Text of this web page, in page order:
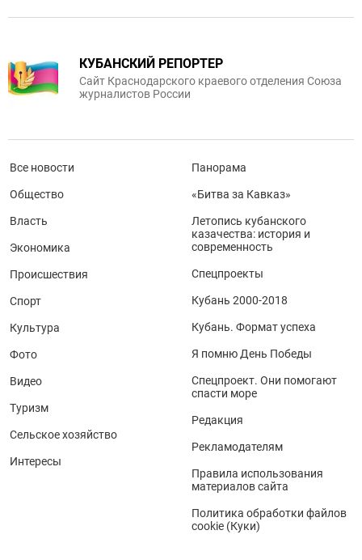
КУБАНСКИЙ РЕПОРТЕР
Сайт Краснодарского краевого отделения Союза
журналистов России
Все новости
Общество
Власть
Экономика
Происшествия
Спорт
Культура
Фото
Видео
Туризм
Сельское хозяйство
Интересы
Панорама
«Битва за Кавказ»
Летопись кубанского
казачества: история и
современность
Спецпроекты
Кубань 2000-2018
Кубань. Формат успеха
Я помню День Победы
Спецпроект. Они помогают
спасти море
Редакция
Рекламодателям
Правила использования
материалов сайта
Политика обработки файлов
cookie (Куки)